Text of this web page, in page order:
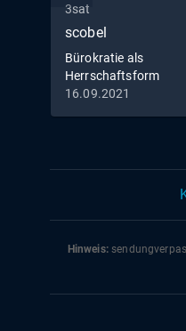
3sat
scobel
Bürokratie als
Herrschaftsform
16.09.2021
Hinweis: